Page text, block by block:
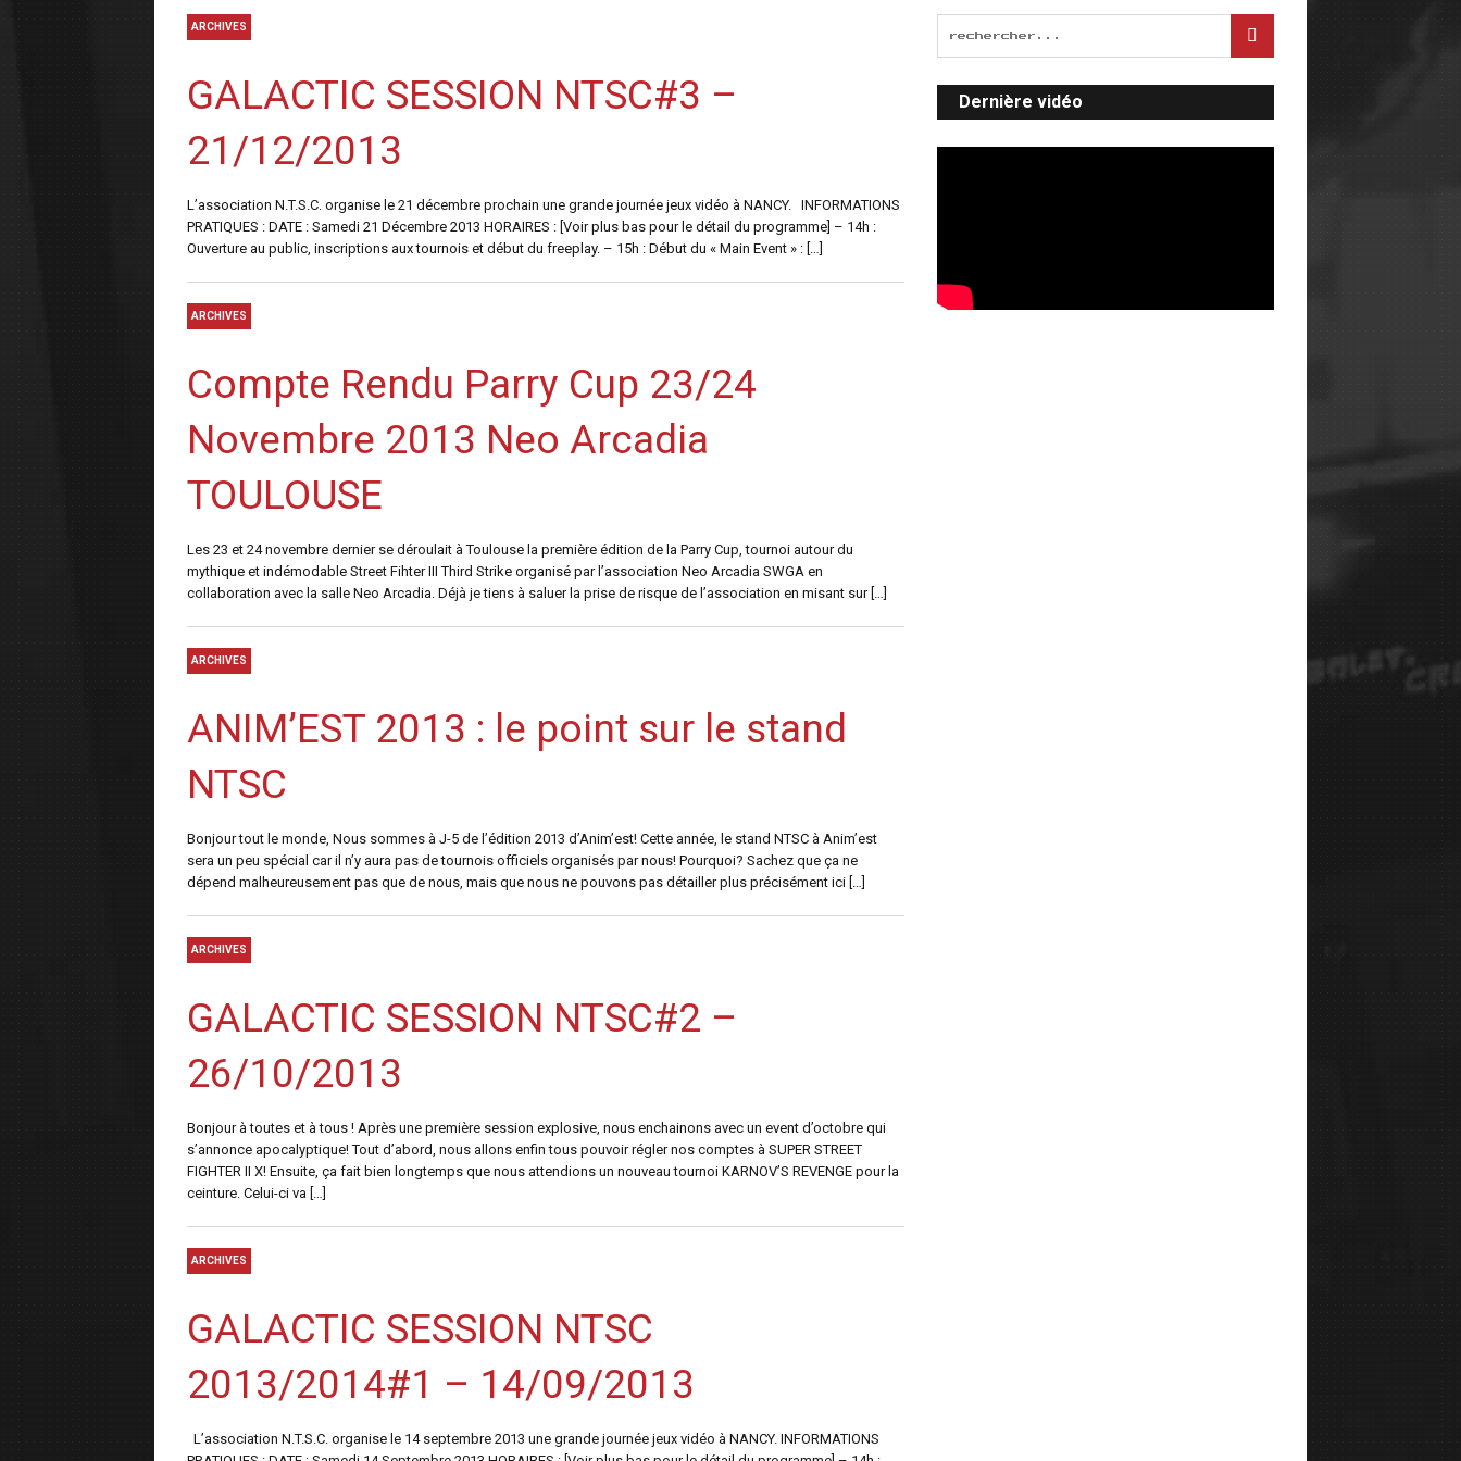
ARCHIVES
GALACTIC SESSION NTSC#3 –
21/12/2013
L’association N.T.S.C. organise le 21 décembre prochain une grande journée jeux vidéo à NANCY. INFORMATIONS
PRATIQUES : DATE : Samedi 21 Décembre 2013 HORAIRES : [Voir plus bas pour le détail du programme] – 14h :
Ouverture au public, inscriptions aux tournois et début du freeplay. – 15h : Début du « Main Event » : […]
ARCHIVES
Compte Rendu Parry Cup 23/24
Novembre 2013 Neo Arcadia
TOULOUSE
Les 23 et 24 novembre dernier se déroulait à Toulouse la première édition de la Parry Cup, tournoi autour du
mythique et indémodable Street Fihter III Third Strike organisé par l’association Neo Arcadia SWGA en
collaboration avec la salle Neo Arcadia. Déjà je tiens à saluer la prise de risque de l’association en misant sur […]
ARCHIVES
ANIM’EST 2013 : le point sur le stand
NTSC
Bonjour tout le monde, Nous sommes à J-5 de l’édition 2013 d’Anim’est! Cette année, le stand NTSC à Anim’est
sera un peu spécial car il n’y aura pas de tournois officiels organisés par nous! Pourquoi? Sachez que ça ne
dépend malheureusement pas que de nous, mais que nous ne pouvons pas détailler plus précisément ici […]
ARCHIVES
GALACTIC SESSION NTSC#2 –
26/10/2013
Bonjour à toutes et à tous ! Après une première session explosive, nous enchainons avec un event d’octobre qui
s’annonce apocalyptique! Tout d’abord, nous allons enfin tous pouvoir régler nos comptes à SUPER STREET
FIGHTER II X! Ensuite, ça fait bien longtemps que nous attendions un nouveau tournoi KARNOV’S REVENGE pour la
ceinture. Celui-ci va […]
ARCHIVES
GALACTIC SESSION NTSC
2013/2014#1 – 14/09/2013
L’association N.T.S.C. organise le 14 septembre 2013 une grande journée jeux vidéo à NANCY. INFORMATIONS
Dernière vidéo